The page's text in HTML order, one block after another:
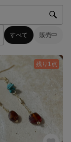
すべて 販売中
残り1点